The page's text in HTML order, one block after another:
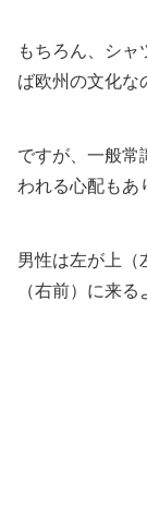
もちろん、シ
ば欧州の文化な
ですが、一般常
われる心配もあ
男性は左が上（
（右前）に来る